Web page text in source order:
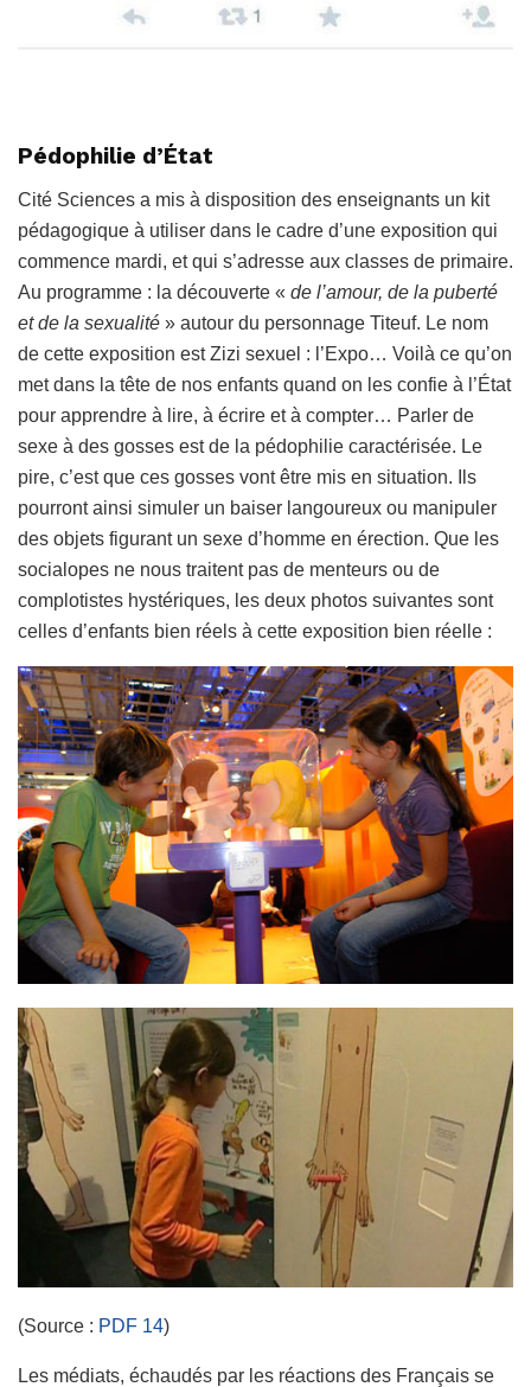
Pédophilie d’État
Cité Sciences a mis à disposition des enseignants un kit
pédagogique à utiliser dans le cadre d’une exposition qui
commence mardi, et qui s’adresse aux classes de primaire.
Au programme : la découverte « de l’amour, de la puberté
et de la sexualité » autour du personnage Titeuf. Le nom
de cette exposition est Zizi sexuel : l’Expo… Voilà ce qu’on
met dans la tête de nos enfants quand on les confie à l’État
pour apprendre à lire, à écrire et à compter… Parler de
sexe à des gosses est de la pédophilie caractérisée. Le
pire, c’est que ces gosses vont être mis en situation. Ils
pourront ainsi simuler un baiser langoureux ou manipuler
des objets figurant un sexe d’homme en érection. Que les
socialopes ne nous traitent pas de menteurs ou de
complotistes hystériques, les deux photos suivantes sont
celles d’enfants bien réels à cette exposition bien réelle :
(Source : PDF 14)
Les médiats, échaudés par les réactions des Français se